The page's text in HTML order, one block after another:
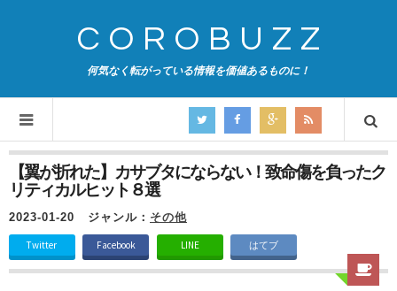
COROBUZZ
何気なく転がっている情報を価値あるものに！
【翼が折れた】カサブタにならない！致命傷を負ったク
リティカルヒット８選
2023-01-20 ジャンル： その他
Twitter Facebook LINE はてブ